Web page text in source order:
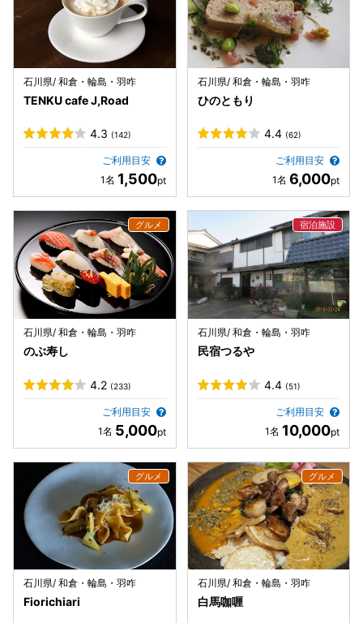
石川県/ 和倉・輪島・羽咋
TENKU cafe J,Road
4.3 (142)
ご利用目安
1,500
石川県/ 和倉・輪島・羽咋
ひのともり
4.4 (62)
ご利用目安
6,000
石川県/ 和倉・輪島・羽咋
のぶ寿し
4.2 (233)
ご利用目安
5,000
石川県/ 和倉・輪島・羽咋
民宿つるや
4.4 (51)
ご利用目安
10,000
石川県/ 和倉・輪島・羽咋
Fiorichiari
石川県/ 和倉・輪島・羽咋
白馬咖喱